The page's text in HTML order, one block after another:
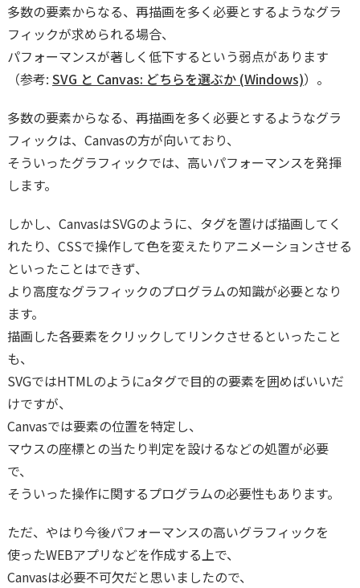
多数の要素からなる、再描画を多く必要とするようなグラ
フィックが求められる場合、
パフォーマンスが著しく低下するという弱点があります
（参考: SVG と Canvas: どちらを選ぶか (Windows)）。
多数の要素からなる、再描画を多く必要とするようなグラ
フィックは、Canvasの方が向いており、
そういったグラフィックでは、高いパフォーマンスを発揮
します。
しかし、CanvasはSVGのように、タグを置けば描画してく
れたり、CSSで操作して色を変えたりアニメーションさせる
といったことはできず、
より高度なグラフィックのプログラムの知識が必要となり
ます。
描画した各要素をクリックしてリンクさせるといったこと
も、
SVGではHTMLのようにaタグで目的の要素を囲めばいいだ
けですが、
Canvasでは要素の位置を特定し、
マウスの座標との当たり判定を設けるなどの処置が必要
で、
そういった操作に関するプログラムの必要性もあります。
ただ、やはり今後パフォーマンスの高いグラフィックを
使ったWEBアプリなどを作成する上で、
Canvasは必要不可欠だと思いましたので、